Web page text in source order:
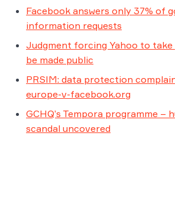
Facebook answers only 37% of
information requests
Judgment forcing Yahoo to
be made public
PRSIM: data protection
europe-v-facebook.org
GCHQ’s Tempora programme –
scandal uncovered